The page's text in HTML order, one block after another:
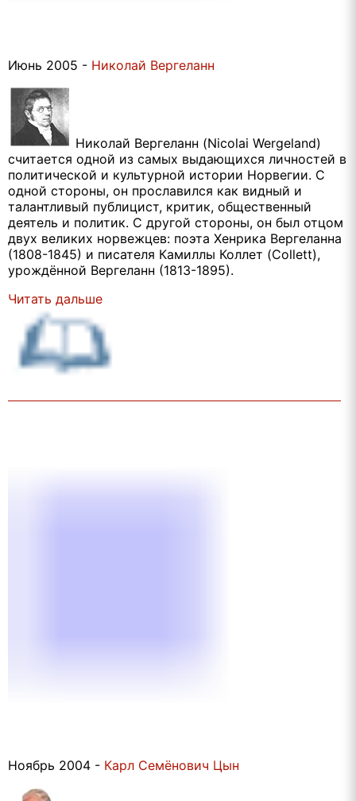
Июнь 2005 - Николай Вергеланн
Николай Вергеланн (Nicolai Wergeland)
считается одной из самых выдающихся личностей в
политической и культурной истории Норвегии. С
одной стороны, он прославился как видный и
талантливый публицист, критик, общественный
деятель и политик. С другой стороны, он был отцом
двух великих норвежцев: поэта Хенрика Вергеланна
(1808-1845) и писателя Камиллы Коллет (Collett),
урождённой Вергеланн (1813-1895).
Читать дальше
Ноябрь 2004 - Карл Семёнович Цын